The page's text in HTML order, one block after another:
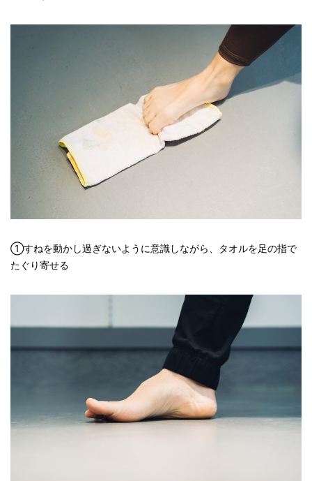
①すねを動かし過ぎないように意識しながら、タオルを足の指で
たぐり寄せる